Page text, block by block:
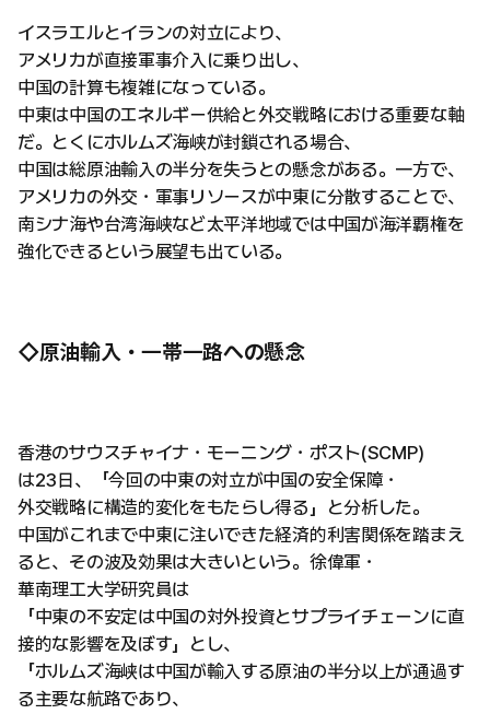
イスラエルとイランの対立により、
アメリカが直接軍事介入に乗り出し、
中国の計算も複雑になっている。
中東は中国のエネルギー供給と外交戦略における重要な軸
だ。とくにホルムズ海峡が封鎖される場合、
中国は総原油輸入の半分を失うとの懸念がある。一方で、
アメリカの外交・軍事リソースが中東に分散することで、
南シナ海や台湾海峡など太平洋地域では中国が海洋覇権を
強化できるという展望も出ている。
◇原油輸入・一帯一路への懸念
香港のサウスチャイナ・モーニング・ポスト(SCMP)
は23日、「今回の中東の対立が中国の安全保障・
外交戦略に構造的変化をもたらし得る」と分析した。
中国がこれまで中東に注いできた経済的利害関係を踏まえ
ると、その波及効果は大きいという。徐偉軍・
華南理工大学研究員は
「中東の不安定は中国の対外投資とサプライチェーンに直
接的な影響を及ぼす」とし、
「ホルムズ海峡は中国が輸入する原油の半分以上が通過す
る主要な航路であり、